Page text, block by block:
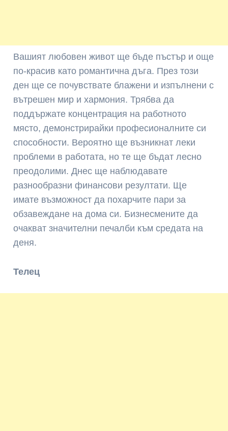
Вашият любовен живот ще бъде пъстър и още
по-красив като романтична дъга. През този
ден ще се почувствате блажени и изпълнени с
вътрешен мир и хармония. Трябва да
поддържате концентрация на работното
място, демонстрирайки професионалните си
способности. Вероятно ще възникнат леки
проблеми в работата, но те ще бъдат лесно
преодолими. Днес ще наблюдавате
разнообразни финансови резултати. Ще
имате възможност да похарчите пари за
обзавеждане на дома си. Бизнесмените да
очакват значителни печалби към средата на
деня.
Телец